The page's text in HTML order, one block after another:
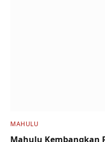
MAHULU
Mahulu Kembangkan